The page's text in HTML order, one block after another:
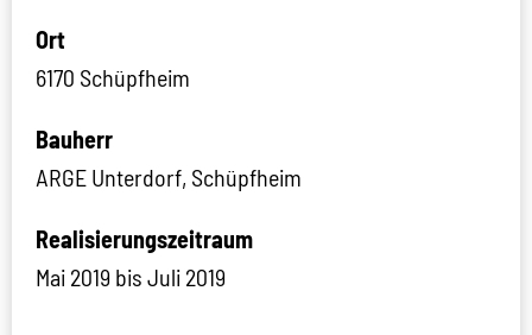
Ort
6170 Schüpfheim
Bauherr
ARGE Unterdorf, Schüpfheim
Realisierungszeitraum
Mai 2019 bis Juli 2019